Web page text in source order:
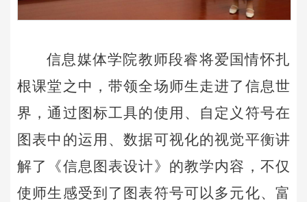
信息媒体学院教师段睿将爱国情怀扎
根课堂之中，带领全场师生走进了信息世
界，通过图标工具的使用、自定义符号在
图表中的运用、数据可视化的视觉平衡讲
解了《信息图表设计》的教学内容，不仅
使师生感受到了图表符号可以多元化、富